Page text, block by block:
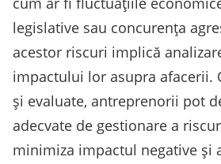
legislative sau concurența
acestor riscuri implică
impactului lor asupra afacerii.
și evaluate, antreprenorii pot
adecvate de gestionare a
minimiza impactul negative și